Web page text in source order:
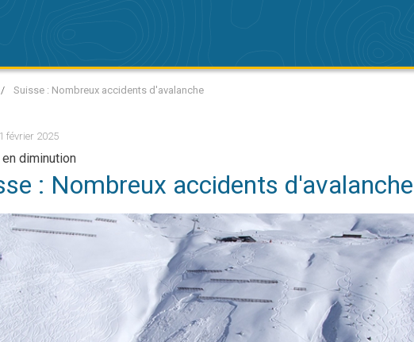
/ Suisse : Nombreux accidents d'avalanche
1 février 2025
diminution
: Nombreux accidents d'avalanche